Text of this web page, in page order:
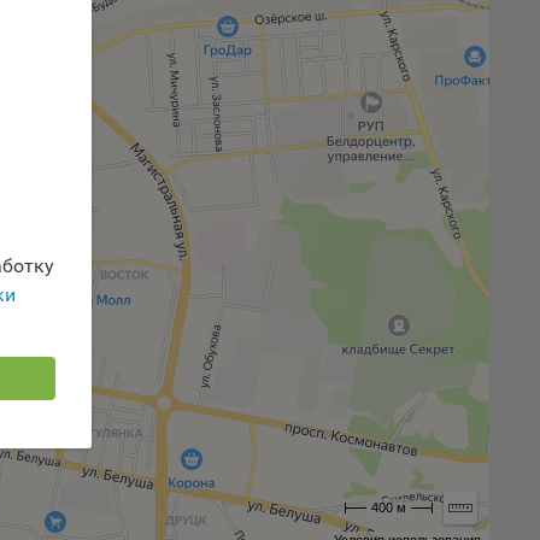
400 м